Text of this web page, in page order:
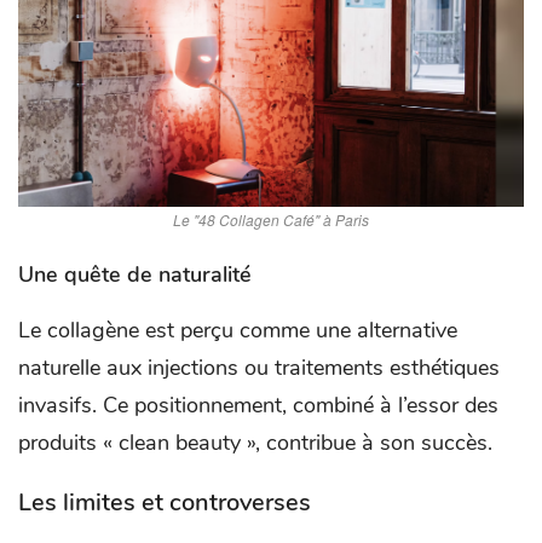
Le "48 Collagen Café" à Paris
Une quête de naturalité
Le collagène est perçu comme une alternative
naturelle aux injections ou traitements esthétiques
invasifs. Ce positionnement, combiné à l’essor des
produits « clean beauty », contribue à son succès.
Les limites et controverses